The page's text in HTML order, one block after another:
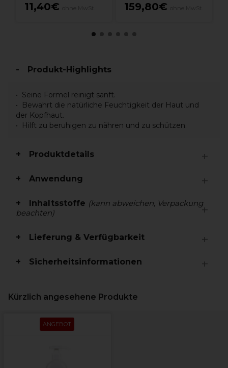
11,40€ 159,80€
Produkt-Highlights
Seine Formel reinigt sanft.
Bewahrt die natürliche Feuchtigkeit der Haut und
der Kopfhaut.
Hilft zu beruhigen zu nähren und zu schützen.
Produktdetails
Anwendung
Inhaltsstoffe (kann abweichen, Verpackung
beachten)
Lieferung & Verfügbarkeit
Sicherheitsinformationen
Kürzlich angesehene Produkte
ANGEBOT